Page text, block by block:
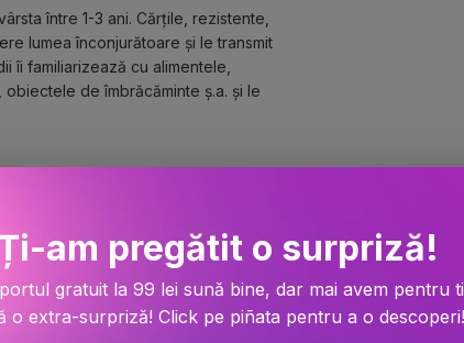
între 1-3 ani. Cărțile, rezistente,
lumea înconjurătoare și le transmit
îi familiarizează cu alimentele,
de îmbrăcăminte ș.a. și le
am pregătit o surpriză!
gratuit la 99 lei sună bine, dar mai avem pentru
o extra-surpriză! Click pe piñata pentru a o descoperi!